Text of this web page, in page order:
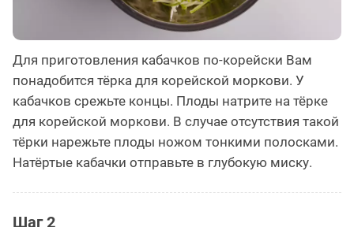
Для приготовления кабачков по-корейски Вам
понадобится тёрка для корейской моркови. У
кабачков срежьте концы. Плоды натрите на тёрке
для корейской моркови. В случае отсутствия такой
тёрки нарежьте плоды ножом тонкими полосками.
Натёртые кабачки отправьте в глубокую миску.
Шаг 2